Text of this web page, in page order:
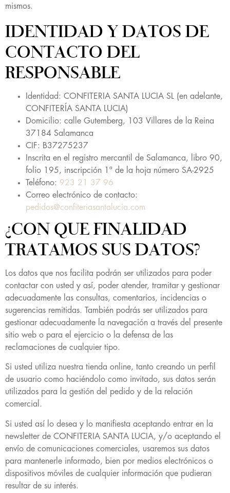
mismos.
IDENTIDAD Y DATOS DE
CONTACTO DEL
RESPONSABLE
Identidad: CONFITERIA SANTA LUCIA SL (en adelante,
CONFITERÍA SANTA LUCIA)
Domicilio: calle Gutemberg, 103 Villares de la Reina
37184 Salamanca
CIF: B37275237
Inscrita en el registro mercantil de Salamanca, libro 90,
folio 195, inscripción 1ª de la hoja número SA-2925
Teléfono: 923 21 37 96
Correo electrónico de contacto:
pedidos@confiteriasantalucia.com
¿CON QUE FINALIDAD
TRATAMOS SUS DATOS?
Los datos que nos facilita podrán ser utilizados para poder
contactar con usted y así, poder atender, tramitar y gestionar
adecuadamente las consultas, comentarios, incidencias o
sugerencias remitidas. También podrás ser utilizados para
gestionar adecuadamente la navegación a través del presente
sitio web o para el ejercicio o la defensa de las
reclamaciones de cualquier tipo.
Si usted utiliza nuestra tienda online, tanto creando un perfil
de usuario como haciéndolo como invitado, sus datos serán
utilizados para la gestión del pedido y de la relación
comercial.
Si usted así lo desea y lo manifiesta aceptando entrar en la
newsletter de CONFITERIA SANTA LUCIA, y/o aceptando el
envío de comunicaciones comerciales, usaremos sus datos
para mantenerle informado, bien por medios electrónicos o
dispositivos móviles de cualquier información que pudieran
resultar de su interés.